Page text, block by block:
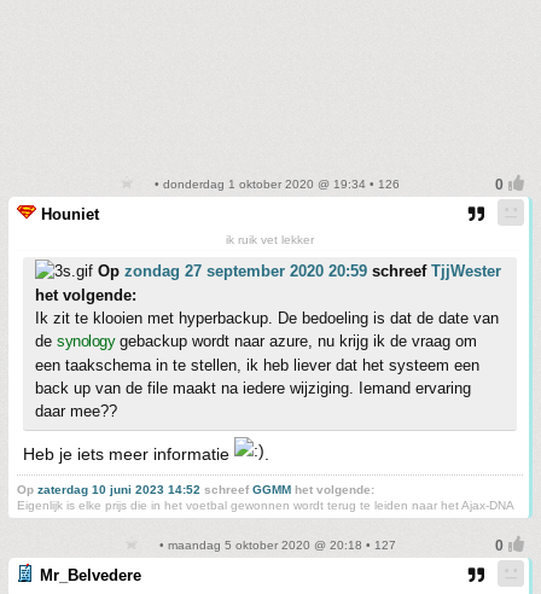
• donderdag 1 oktober 2020 @ 19:34 • 126
Houniet
ik ruik vet lekker
Op zondag 27 september 2020 20:59 schreef TjjWester
het volgende:
Ik zit te klooien met hyperbackup. De bedoeling is dat de date van
de synologygebackup wordt naar azure, nu krijg ik de vraag om
een taakschema in te stellen, ik heb liever dat het systeem een
back up van de file maakt na iedere wijziging. Iemand ervaring
daar mee??
Heb je iets meer informatie
Op zaterdag 10 juni 2023 14:52 schreefGGMM het volgende:
Eigenlijk is elke prijs die in het voetbal gewonnen wordt terug te leiden naar het Ajax-DNA
• maandag 5 oktober 2020 @ 20:18 • 127
Mr_Belvedere